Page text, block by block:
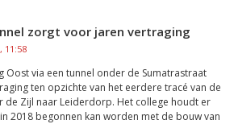
zorgt voor jaren vertraging
11:58
Oost via een tunnel onder de Sumatrastraat
ten opzichte van het eerdere tracé van de
de Zijl naar Leiderdorp. Het college houdt er
2018 begonnen kan worden met de bouw van